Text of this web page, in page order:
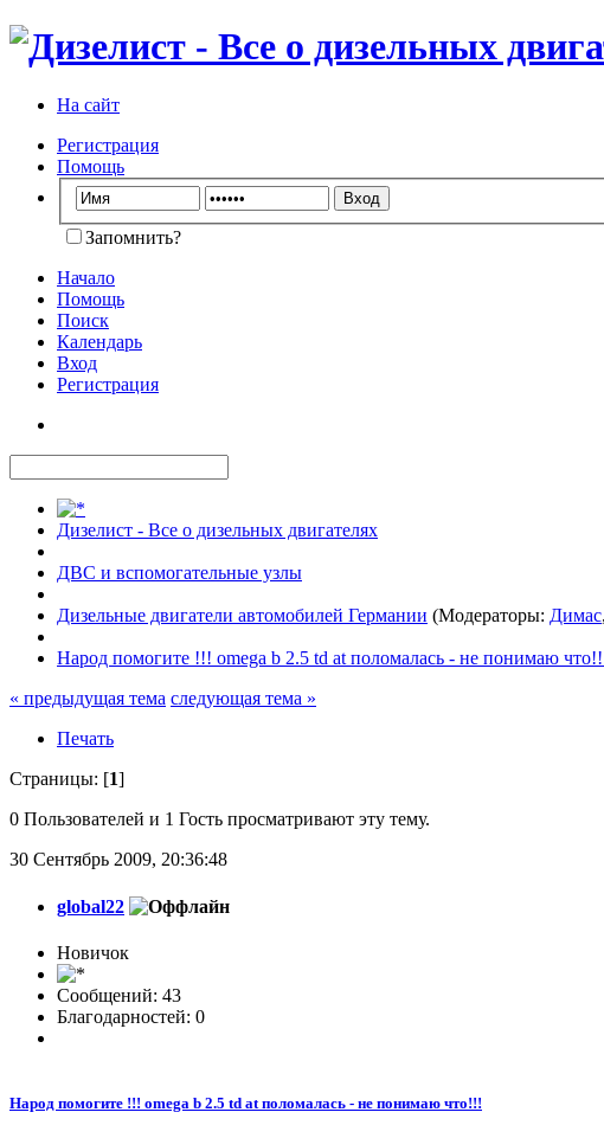
На сайт
Регистрация
Помощь
Запомнить?
Начало
Помощь
Поиск
Календарь
Вход
Регистрация
Дизелист - Все о дизельных двигателях
ДВС и вспомогательные узлы
Дизельные двигатели автомобилей Германии (Модераторы: Димас,
Народ помогите !!! omega b 2.5 td at поломалась - не понимаю
« предыдущая тема следующая тема »
Печать
Страницы: [1]
0 Пользователей и 1 Гость просматривают эту тему.
30 Сентябрь 2009, 20:36:48
global22
Новичок
Сообщений: 43
Благодарностей: 0
Народ помогите !!! omega b 2.5 td at поломалась - не понимаю что!!!